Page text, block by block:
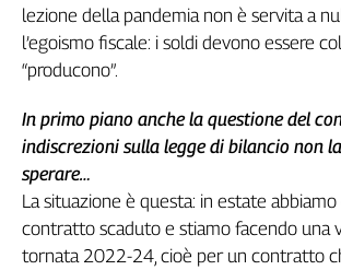
lezione della pandemia non è servita a
l’egoismo fiscale: i soldi devono essere
“producono”.
In primo piano anche la questione del
indiscrezioni sulla legge di bilancio non
sperare…
La situazione è questa: in estate
contratto scaduto e stiamo facendo una
tornata 2022-24, cioè per un contratto